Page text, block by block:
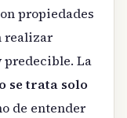
propiedades
realizar
predecible. La
se trata solo
de entender